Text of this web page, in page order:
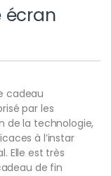
écran
cadeau
par les
de la technologie,
à l’instar
Elle est très
de fin